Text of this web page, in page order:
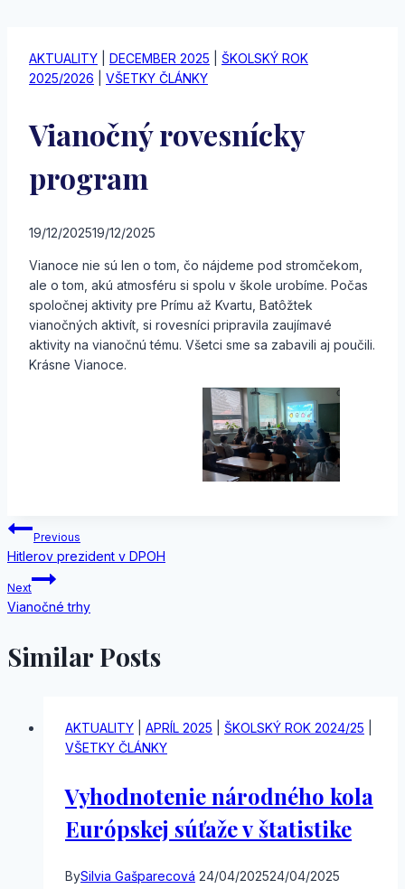
AKTUALITY DECEMBER 2025
ŠKOLSKÝ ROK
2025/2026
VŠETKY ČLÁNKY
Vianočný rovesnícky
program
19/12/202519/12/2025
Vianoce nie sú len o tom, čo nájdeme pod stromčekom,
ale o tom, akú atmosféru si spolu v škole urobíme. Počas
spoločnej aktivity pre Prímu až Kvartu, Batôžtek
vianočných aktivít, si rovesníci pripravila zaujímavé
aktivity na vianočnú tému. Všetci sme sa zabavili aj poučili.
Krásne Vianoce.
Navigácia
v
článku
Previous
Hitlerov prezident v DPOH
Next
Vianočné trhy
Similar Posts
AKTUALITY APRÍL 2025 ŠKOLSKÝ ROK 2024/25
VŠETKY ČLÁNKY
Vyhodnotenie národného kola
Európskej súťaže v štatistike
BySilvia Gašparecová 24/04/202524/04/2025